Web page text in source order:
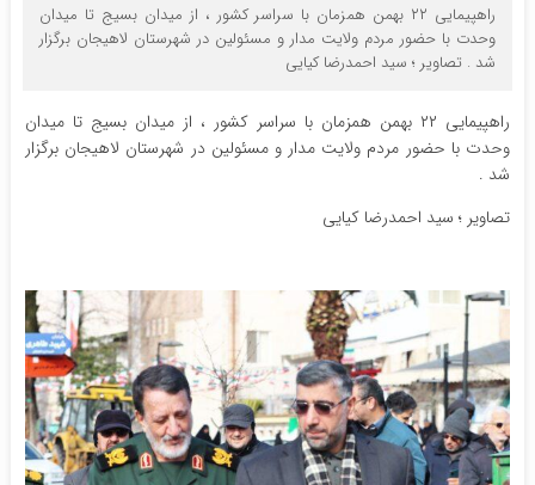
راهپیمایی ۲۲ بهمن همزمان با سراسر کشور ، از میدان بسیج تا میدان
وحدت با حضور مردم ولایت مدار و مسئولین در شهرستان لاهیجان برگزار
شد . تصاویر ؛ سید احمدرضا کیایی
راهپیمایی ۲۲ بهمن همزمان با سراسر کشور ، از میدان بسیج تا میدان
وحدت با حضور مردم ولایت مدار و مسئولین در شهرستان لاهیجان برگزار
شد .
تصاویر ؛ سید احمدرضا کیایی